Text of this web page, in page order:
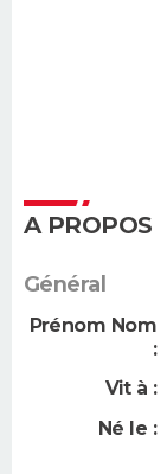
A PROPOS
Général
Prénom Nom
:
Vit à :
Né le :